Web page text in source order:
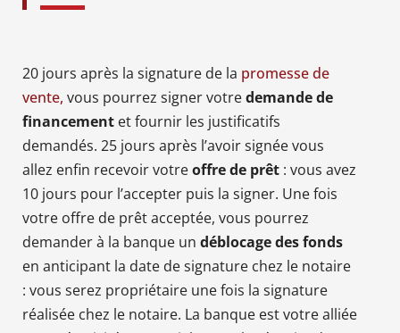
20 jours après la signature de la promesse de
vente, vous pourrez signer votredemande de
financement et fournir les justificatifs
demandés. 25 jours après l’avoir signée vous
allez enfin recevoir votreoffre de prêt : vous avez
10 jours pour l’accepter puis la signer. Une fois
votre offre de prêt acceptée, vous pourrez
demander à la banque un déblocage des fonds
en anticipant la date de signature chez le notaire
: vous serez propriétaire une fois la signature
réalisée chez le notaire. La banque est votre alliée